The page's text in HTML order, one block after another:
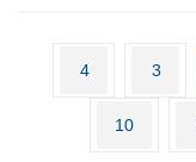
3
4
10